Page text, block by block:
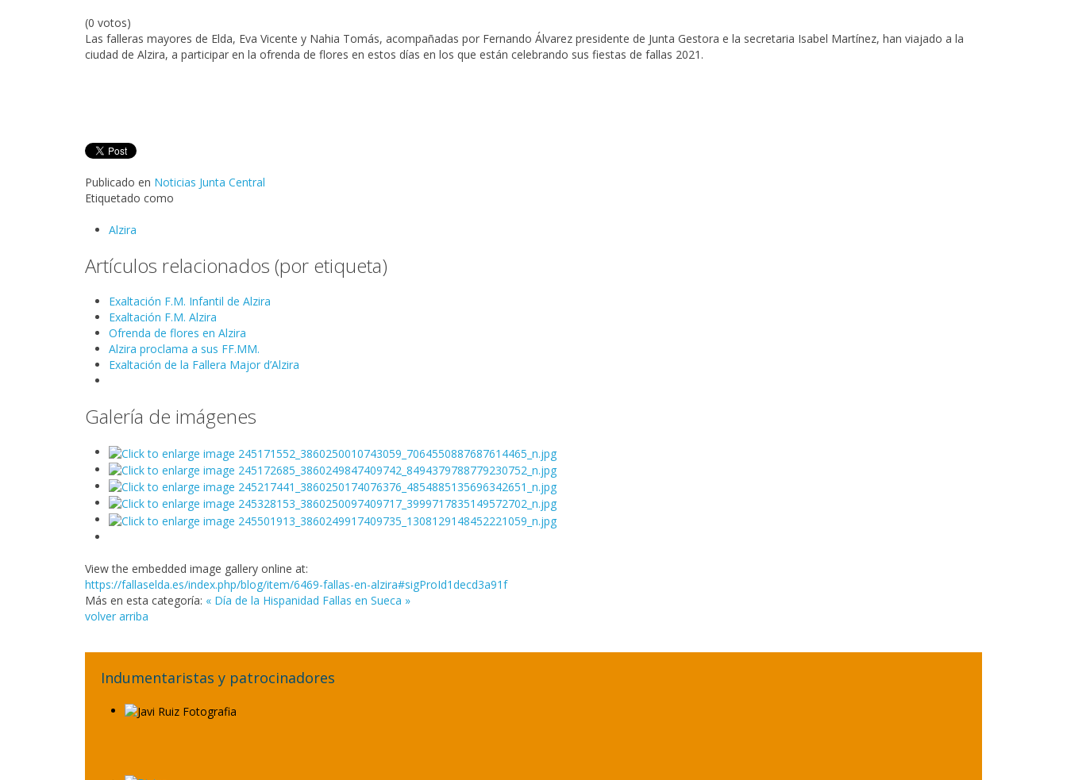
(0 votos)
Las falleras mayores de Elda, Eva Vicente y Nahia Tomás, acompañadas por Fernando Álvarez presidente de Junta Gestora e la secretaria Isabel Martínez, han viajado a la
ciudad de Alzira, a participar en la ofrenda de flores en estos días en los que están celebrando sus fiestas de fallas 2021.
Publicado en Noticias Junta Central
Etiquetado como
Alzira
Artículos relacionados (por etiqueta)
Exaltación F.M. Infantil de Alzira
Exaltación F.M. Alzira
Ofrenda de flores en Alzira
Alzira proclama a sus FF.MM.
Exaltación de la Fallera Major d’Alzira
Galería de imágenes
View the embedded image gallery online at:
https://fallaselda.es/index.php/blog/item/6469-fallas-en-alzira#sigProId1decd3a91f
Más en esta categoría: « Día de la Hispanidad Fallas en Sueca »
volver arriba
Indumentaristas y patrocinadores